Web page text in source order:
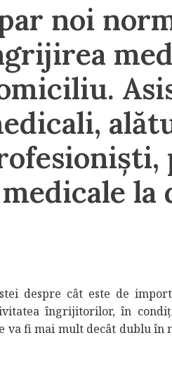
noi
despre cât este de
îngrijitorilor, în
va fi mai mult decât dublu în